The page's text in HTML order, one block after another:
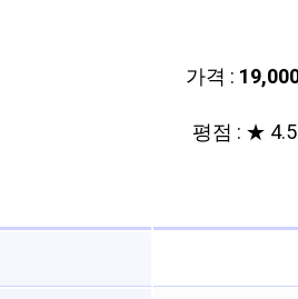
가격 :
평점 : ★